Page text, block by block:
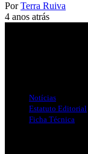
Por Terra Ruiva
4 anos atrás
Notícias
Estatuto Editorial
Ficha Técnica